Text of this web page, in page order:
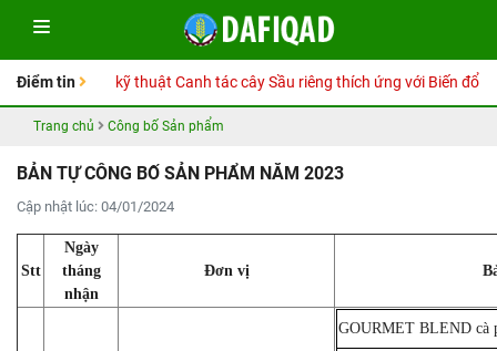
Điểm tin
Hướng dẫn kỹ thuật Canh tác cây Sầu riêng thích ứng với Biến đổi khí
Trang chủ Công bố Sản phẩm
BẢN TỰ CÔNG BỐ SẢN PHẨM NĂM 2023
Cập nhật lúc: 04/01/2024
Stt
Ngày
tháng
nhận
Đơn vị
GOURMET BLEND cà